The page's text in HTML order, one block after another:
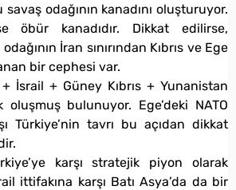
savaş odağının kanadını oluşturuyor.
öbür kanadıdır. Dikkat edilirse,
İran sınırından Kıbrıs ve Ege
bir cephesi var.
İsrail + Güney Kıbrıs + Yunanistan
bulunuyor. Ege’deki NATO
Türkiye’nin tavrı bu açıdan dikkat
karşı stratejik piyon olarak
ittifakına karşı Batı Asya’da da bir